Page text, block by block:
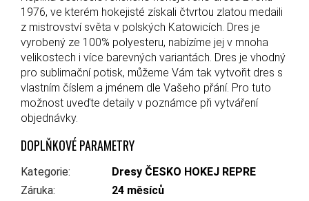
1976, ve kterém hokejisté získali čtvrtou zlatou medaili
z mistrovství světa v polských Katowicích. Dres je
vyrobený ze 100% polyesteru, nabízíme jej v mnoha
velikostech i více barevných variantách. Dres je vhodný
pro sublimační potisk, můžeme Vám tak vytvořit dres s
vlastním číslem a jménem dle Vašeho přání. Pro tuto
možnost uveďte detaily v poznámce při vytváření
objednávky.
DOPLŇKOVÉ PARAMETRY
Kategorie:
Dresy ČESKO HOKEJ REPRE
Záruka:
24 měsíců